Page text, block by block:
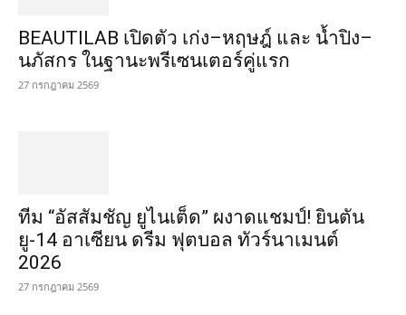
BEAUTILAB เปิดตัว เก่ง–หฤษฎ์ และ น้ำปิง–
นภัสกร ในฐานะพรีเซนเตอร์คู่แรก
27 กรกฎาคม 2569
ทีม “อัสสัมชัญ ยูไนเต็ด” ผงาดแชมป์! ยินตัน
ยู-14 อาเซียน ดรีม ฟุตบอล ทัวร์นาเมนต์
2026
27 กรกฎาคม 2569